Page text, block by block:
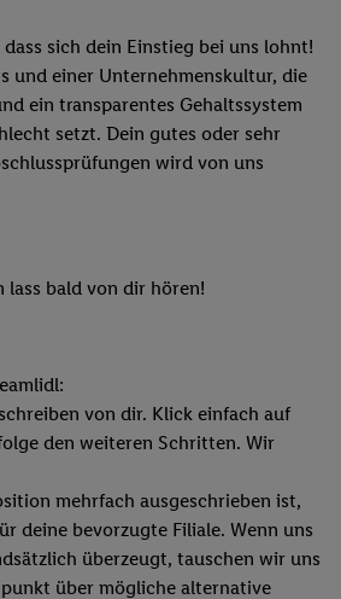
sich dein Einstieg bei uns lohnt!
und einer Unternehmenskultur, die
ein transparentes Gehaltssystem
setzt. Dein gutes oder sehr
wird von uns
lass bald von dir hören!
von dir. Klick einfach auf
den weiteren Schritten. Wir
mehrfach ausgeschrieben ist,
deine bevorzugte Filiale. Wenn uns
überzeugt, tauschen wir uns
über mögliche alternative